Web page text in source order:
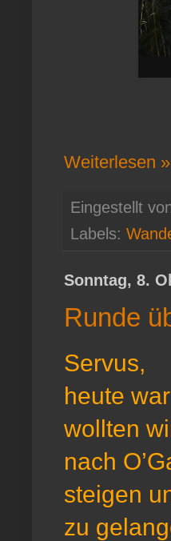
Weiterlesen »
Eingestellt
Labels:
Sonntag, 8.
Runde
Servus,
heute
wollten
nach
steigen
zu